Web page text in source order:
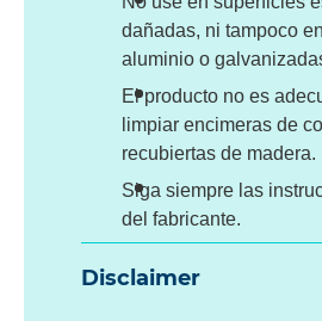
dañadas, ni tampoco
aluminio o
El producto no es
limpiar encimeras de
recubiertas de madera.
Siga siempre las
del fabricante.
Disclaimer